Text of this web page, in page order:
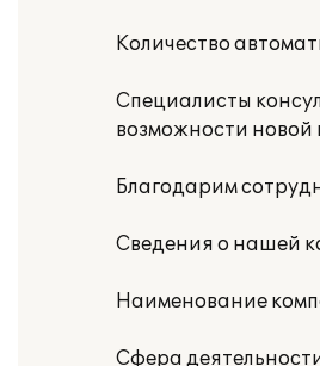
Количество
Специалисты
возможности новой
Благодарим
Сведения о нашей
Наименование
Сфера